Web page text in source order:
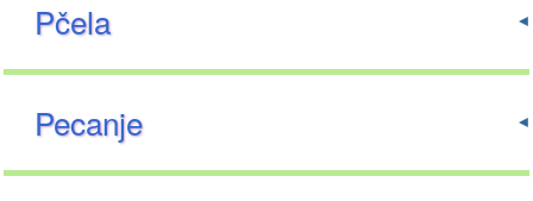
Pčela
Pecanje